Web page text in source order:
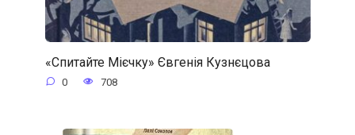
«Спитайте Мієчку» Євгенія Кузнєцова
0 708